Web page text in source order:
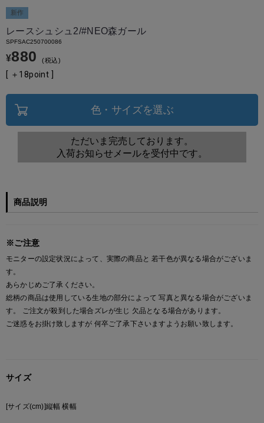
新作
レースシュシュ2/#NEO森ガール
SPFSAC250700086
¥880 税込
[ ＋ 18point ]
色・サイズを選ぶ
ただいま完売しております。
入荷お知らせメールを受付中です。
商品説明
※ご注意
モニターの設定状況によって、実際の商品と 若干色が異なる場合がございま
す。
あらかじめご了承ください。
総柄の商品は使用している生地の部分によって 写真と異なる場合がございま
す。 ご注文が殺到した場合ズレが生じ 欠品となる場合があります。
ご迷惑をお掛け致しますが 何卒ご了承下さいますようお願い致します。
サイズ
[サイズ(cm)]縦幅 横幅